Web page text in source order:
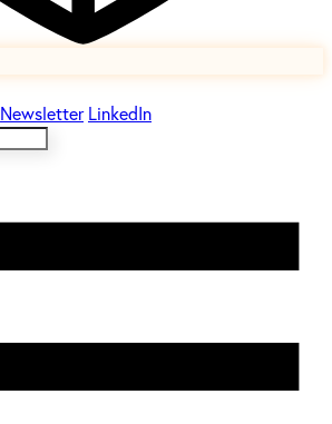
Newsletter LinkedIn